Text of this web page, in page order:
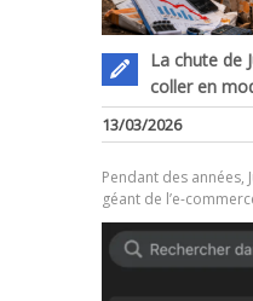
La chute de
coller en
13/03/2026
Pendant des années,
géant de l’e-